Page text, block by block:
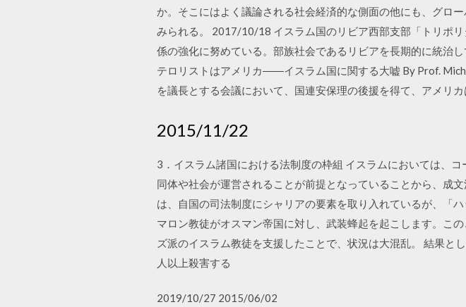
か。そこにはよく議論される社会経済的な側面の他にも、グロ
みられる。 2017/10/18 イスラム国のリビア西部支部「トリポ
係の強化に努めている。部族社会であるリビアを長期的に統治
テロリストはアメリカ――イスラム国に関する大嘘 By Prof.
を議長とする会議において、国連安保理の後援を得て、アメリ
2015/11/22
3．イスラム諸国における法制度の枠組 イスラムにおいては、
同体や社会が運営されることが前提となっていることから、成
は、自国の司法制度にシャリアの要素を取り入れているが、「
マロン教徒がオスマン帝国に対し、武装蜂起を起こします。こ
ズ派のイスラム教徒を支援したことで、状況は大混乱。 結果
人以上殺害する
2019/10/27 2015/06/02